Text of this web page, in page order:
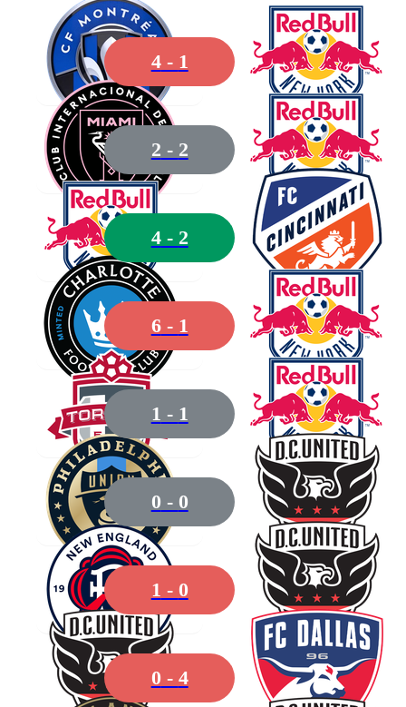
77 McCarthy
20 Juan Mina
26 Parker
39 Benedetti
07 Cowell
4- 1
2 - 2
4- 2
6- 1
1 - 1
0 - 0
1 - 0
0 - 4